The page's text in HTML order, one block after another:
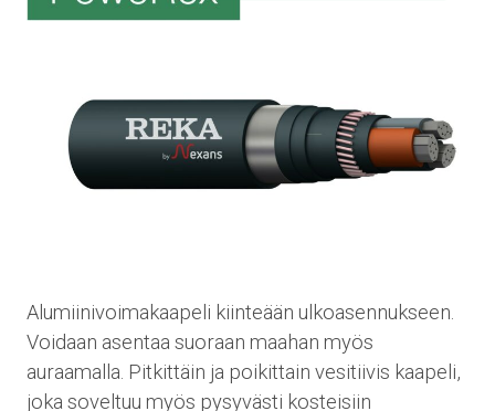
Alumiinivoimakaapeli kiinteään ulkoasennukseen.
Voidaan asentaa suoraan maahan myös
auraamalla. Pitkittäin ja poikittain vesitiivis kaapeli,
joka soveltuu myös pysyvästi kosteisiin